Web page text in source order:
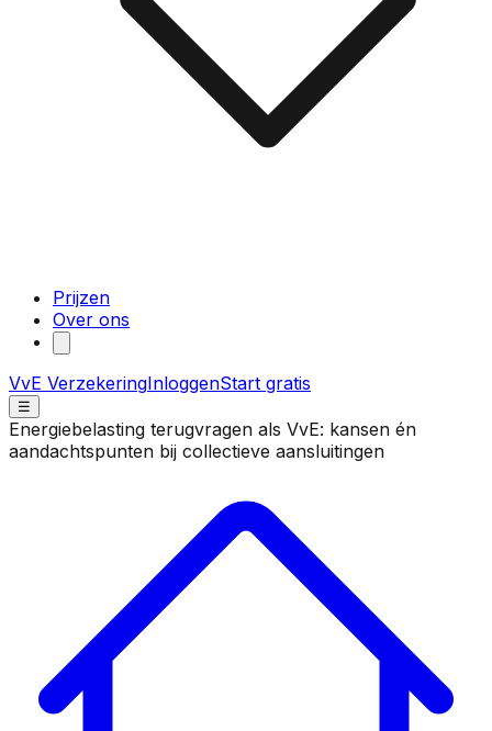
Prijzen
Over ons
VvE VerzekeringInloggenStart gratis
☰
Energiebelasting terugvragen als VvE: kansen én
aandachtspunten bij collectieve aansluitingen